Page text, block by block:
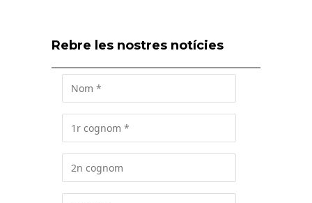
Rebre les nostres notícies